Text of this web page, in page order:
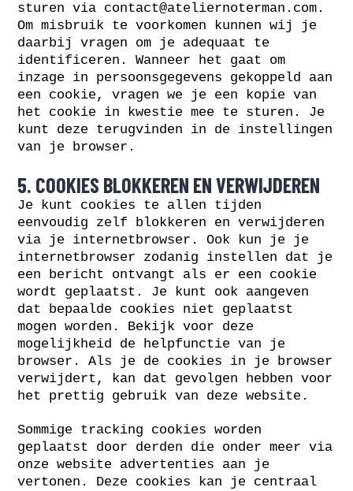
sturen via contact@ateliernoterman.com .
Om misbruik te voorkomen kunnen wij je
daarbij vragen om je adequaat te
identificeren. Wanneer het gaat om
inzage in persoonsgegevens gekoppeld aan
een cookie, vragen we je een kopie van
het cookie in kwestie mee te sturen. Je
kunt deze terugvinden in de instellingen
van je browser.
5. COOKIES BLOKKEREN EN VERWIJDEREN
Je kunt cookies te allen tijden
eenvoudig zelf blokkeren en verwijderen
via je internetbrowser. Ook kun je je
internetbrowser zodanig instellen dat je
een bericht ontvangt als er een cookie
wordt geplaatst. Je kunt ook aangeven
dat bepaalde cookies niet geplaatst
mogen worden. Bekijk voor deze
mogelijkheid de helpfunctie van je
browser. Als je de cookies in je browser
verwijdert, kan dat gevolgen hebben voor
het prettig gebruik van deze website.
Sommige tracking cookies worden
geplaatst door derden die onder meer via
onze website advertenties aan je
vertonen. Deze cookies kan je centraal